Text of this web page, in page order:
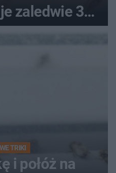
zaledwie 3
TRIKI
i połóż na